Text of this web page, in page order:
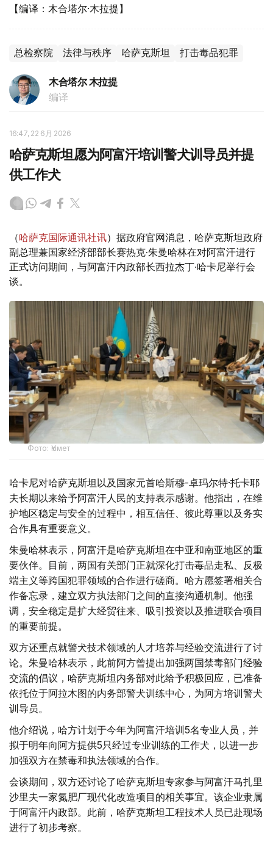
【编译：木合塔尔·木拉提】
总检察院 法律与秩序 哈萨克斯坦 打击毒品犯罪
木合塔尔 木拉提
编译
16:47, 22 6月 2026
哈萨克斯坦愿为阿富汗培训警犬训导员并提
供工作犬
（哈萨克国际通讯社讯）据政府官网消息，哈萨克斯坦政府
副总理兼国家经济部部长赛热克·朱曼哈林在对阿富汗进行
正式访问期间，与阿富汗内政部长西拉杰丁·哈卡尼举行会
谈。
Фото: Үкімет
哈卡尼对哈萨克斯坦以及国家元首哈斯穆-卓玛尔特·托卡耶
夫长期以来给予阿富汗人民的支持表示感谢。他指出，在维
护地区稳定与安全的过程中，相互信任、彼此尊重以及务实
合作具有重要意义。
朱曼哈林表示，阿富汗是哈萨克斯坦在中亚和南亚地区的重
要伙伴。目前，两国有关部门正就深化打击毒品走私、反极
端主义等跨国犯罪领域的合作进行磋商。哈方愿签署相关合
作备忘录，建立双方执法部门之间的直接沟通机制。他强
调，安全稳定是扩大经贸往来、吸引投资以及推进联合项目
的重要前提。
双方还重点就警犬技术领域的人才培养与经验交流进行了讨
论。朱曼哈林表示，此前阿方曾提出加强两国禁毒部门经验
交流的倡议，哈萨克斯坦内务部对此给予积极回应，已准备
依托位于阿拉木图的内务部警犬训练中心，为阿方培训警犬
训导员。
他介绍说，哈方计划于今年为阿富汗培训5名专业人员，并
拟于明年向阿方提供5只经过专业训练的工作犬，以进一步
加强双方在禁毒和执法领域的合作。
会谈期间，双方还讨论了哈萨克斯坦专家参与阿富汗马扎里
沙里夫一家氮肥厂现代化改造项目的相关事宜。该企业隶属
于阿富汗内政部。此前，哈萨克斯坦工程技术人员已赴现场
进行了初步考察。